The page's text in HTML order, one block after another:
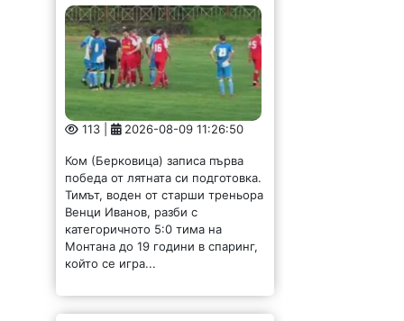
113 | 2026-08-09 11:26:50
Ком (Берковица) записа първа
победа от лятната си подготовка.
Тимът, воден от старши треньора
Венци Иванов, разби с
категоричното 5:0 тима на
Монтана до 19 години в спаринг,
който се игра...